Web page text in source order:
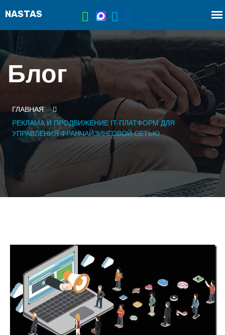
Блог
ГЛАВНАЯ
РЕКЛАМА И ПРОДВИЖЕНИЕ IT-ПЛАТФОРМ ДЛЯ
УПРАВЛЕНИЯ ФРАНЧАЙЗИНГОВОЙ СЕТЬЮ